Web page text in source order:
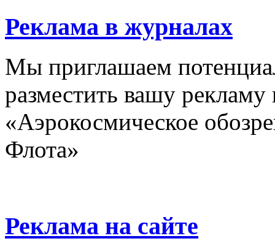
Реклама в журналах
Мы приглашаем
разместить вашу
«Аэрокосмическое
Флота»
Реклама на сайте